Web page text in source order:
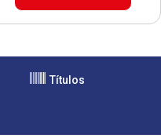
Títulos